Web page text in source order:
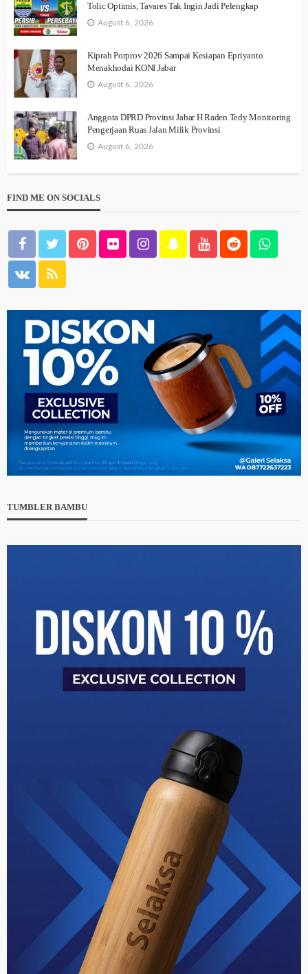
Tolic Optimis, Tavares Tak Ingin Jadi Pelengkap
August 6, 2026
Kiprah Porprov 2026 Sampai Kesiapan Epriyanto
Menakhodai KONI Jabar
August 6, 2026
Anggota DPRD Provinsi Jabar H Raden Tedy Monitoring
Pengerjaan Ruas Jalan Milik Provinsi
August 6, 2026
FIND ME ON SOCIALS
TUMBLER BAMBU